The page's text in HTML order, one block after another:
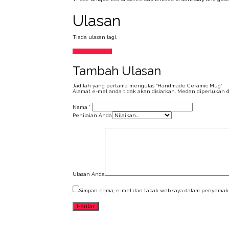
Ulasan
Tiada ulasan lagi.
Tambah Ulasan
Jadilah yang pertama mengulas “Handmade Ceramic Mug”
Alamat e-mel anda tidak akan disiarkan.
Medan diperlukan
Nama *
Penilaian Anda
Ulasan Anda
Simpan nama, e-mel dan tapak web saya dalam